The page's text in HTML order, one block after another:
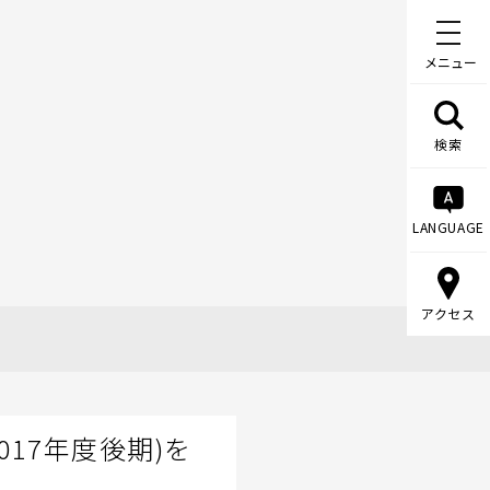
メニュー
検索
LANGUAGE
アクセス
年度後期)を